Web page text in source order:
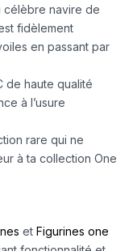
célèbre navire de
fidèlement
en passant par
de haute qualité
à l’usure
rare qui ne
à ta collection One
et Figurines one